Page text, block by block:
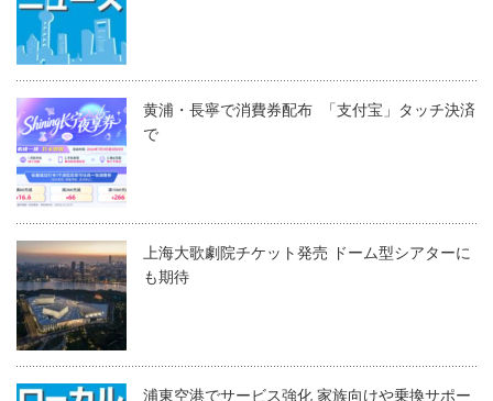
黄浦・長寧で消費券配布 「支付宝」タッチ決済
で
上海大歌劇院チケット発売 ドーム型シアターに
も期待
浦東空港でサービス強化 家族向けや乗換サポー